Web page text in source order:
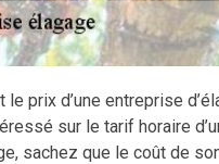
le prix d’une entreprise
sur le tarif horaire
sachez que le coût de